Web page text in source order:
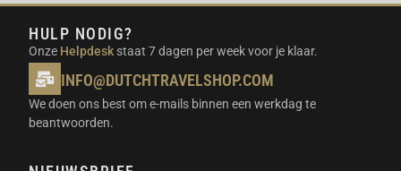
Superstabiele beelden, hoe wild je avontuur
ook is: Of je nu skiet of fietst, FlowState-
stabilisatie werkt perfect. Je beelden zijn altijd
vloeiend. De 360° Horizon Lock houdt je
opnames altijd horizontaal.
Waterdicht tot 15 meter:
Veilig transport met de Carry Case:
HULP NODIG?
Onze Helpdesk staat 7 dagen per week voor je klaar.
INFO@DUTCHTRAVELSHOP.COM
We doen ons best om e-mails binnen een werkdag te
beantwoorden.